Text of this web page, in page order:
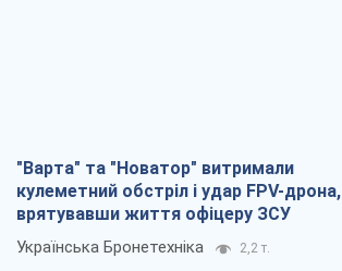
"Варта" та "Новатор" витримали
кулеметний обстріл і удар FPV-дрона,
врятувавши життя офіцеру ЗСУ
Українська Бронетехніка 2,2 т.